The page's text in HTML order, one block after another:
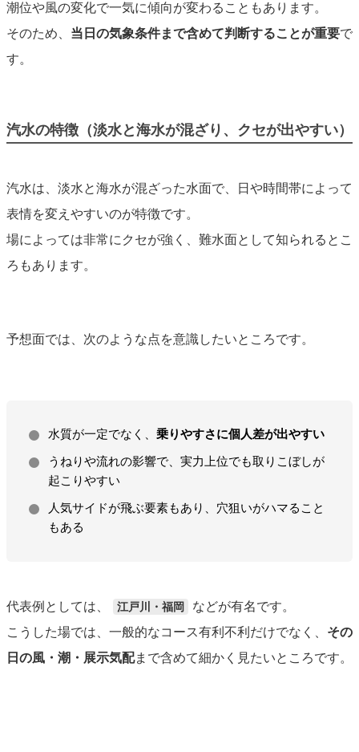
潮位や風の変化で一気に傾向が変わることもあります。
そのため、 当日の気象条件まで含めて判断することが重要で
す。
汽水の特徴（淡水と海水が混ざり、クセが出やすい）
汽水は、淡水と海水が混ざった水面で、日や時間帯によって
表情を変えやすいのが特徴です。
場によっては非常にクセが強く、難水面として知られるとこ
ろもあります。
予想面では、次のような点を意識したいところです。
水質が一定でなく、 乗りやすさに個人差が出やすい
うねりや流れの影響で、実力上位でも取りこぼしが
起こりやすい
人気サイドが飛ぶ要素もあり、穴狙いがハマること
もある
代表例としては、 江戸川・福岡
などが有名です。
こうした場では、一般的なコース有利不利だけでなく、 その
日の風・潮・展示気配まで含めて細かく見たいところです。